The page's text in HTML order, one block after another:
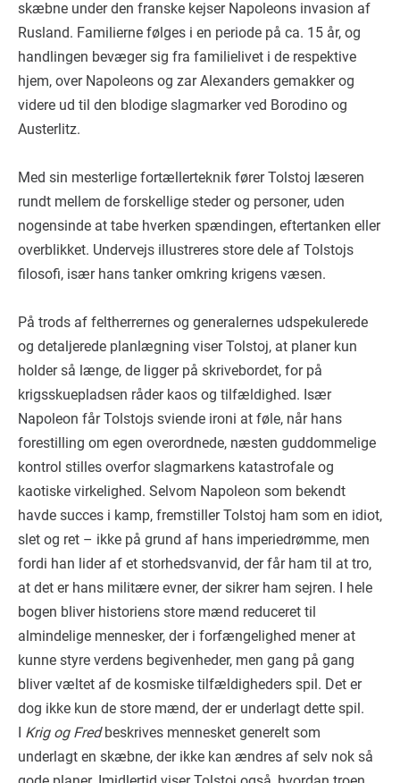
skæbne under den franske kejser Napoleons invasion af
Rusland. Familierne følges i en periode på ca. 15 år, og
handlingen bevæger sig fra familielivet i de respektive
hjem, over Napoleons og zar Alexanders gemakker og
videre ud til den blodige slagmarker ved Borodino og
Austerlitz.
Med sin mesterlige fortællerteknik fører Tolstoj læseren
rundt mellem de forskellige steder og personer, uden
nogensinde at tabe hverken spændingen, eftertanken eller
overblikket. Undervejs illustreres store dele af Tolstojs
filosofi, især hans tanker omkring krigens væsen.
På trods af feltherrernes og generalernes udspekulerede
og detaljerede planlægning viser Tolstoj, at planer kun
holder så længe, de ligger på skrivebordet, for på
krigsskuepladsen råder kaos og tilfældighed. Især
Napoleon får Tolstojs sviende ironi at føle, når hans
forestilling om egen overordnede, næsten guddommelige
kontrol stilles overfor slagmarkens katastrofale og
kaotiske virkelighed. Selvom Napoleon som bekendt
havde succes i kamp, fremstiller Tolstoj ham som en idiot,
slet og ret – ikke på grund af hans imperiedrømme, men
fordi han lider af et storhedsvanvid, der får ham til at tro,
at det er hans militære evner, der sikrer ham sejren. I hele
bogen bliver historiens store mænd reduceret til
almindelige mennesker, der i forfængelighed mener at
kunne styre verdens begivenheder, men gang på gang
bliver væltet af de kosmiske tilfældigheders spil. Det er
dog ikke kun de store mænd, der er underlagt dette spil.
I Krig og Fredbeskrives mennesket generelt som
underlagt en skæbne, der ikke kan ændres af selv nok så